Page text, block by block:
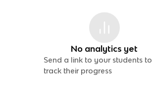
No analytics yet
Send a link to your students to
track their progress